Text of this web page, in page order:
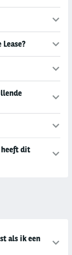
heeft dit
als ik een